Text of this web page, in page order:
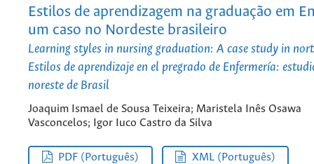
Estilos de aprendizagem na graduação em
um caso no Nordeste brasileiro
Learning styles in nursing graduation: A case study in
Estilos de aprendizaje en el pregrado de Enfermería:
noreste de Brasil
Joaquim Ismael de Sousa Teixeira; Maristela Inês Osawa
Vasconcelos; Igor Iuco Castro da Silva
PDF (Português) XML (Português)